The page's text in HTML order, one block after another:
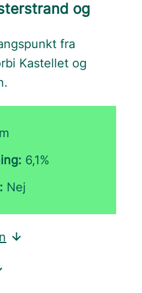
og
fra
Kastellet og
6,1%
Nej